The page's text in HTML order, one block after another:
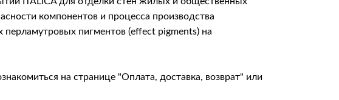
компонентов и процесса производства
перламутровых пигментов (effect pigments) на
на странице "Оплата, доставка, возврат" или